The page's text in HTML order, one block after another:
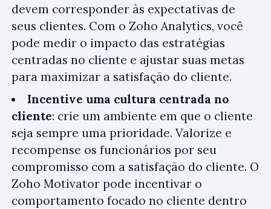
devem corresponder às expectativas de
seus clientes. Com o Zoho Analytics, você
pode medir o impacto das estratégias
centradas no cliente e ajustar suas metas
para maximizar a satisfação do cliente.
Incentive uma cultura centrada no
cliente: crie um ambiente em que o cliente
seja sempre uma prioridade. Valorize e
recompense os funcionários por seu
compromisso com a satisfação do cliente. O
Zoho Motivator pode incentivar o
comportamento focado no cliente dentro